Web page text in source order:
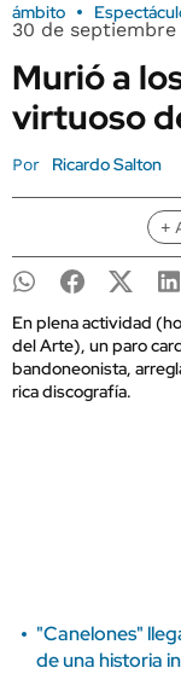
ámbito
30 de
Murió a
virtuoso
Por Ricardo Salton
+
En plena actividad
del Arte), un paro
bandoneonista,
rica discografía.
"Canelones"
de una historia